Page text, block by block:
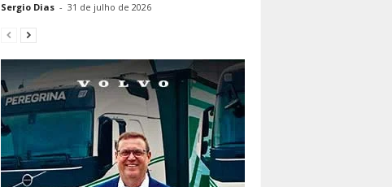
Sergio Dias - 31 de julho de 2026